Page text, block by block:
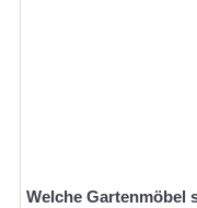
Welche Gartenmöbel